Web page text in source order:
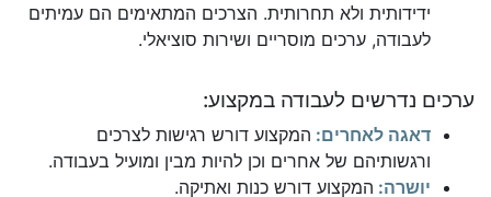
ידידותית ולא תחרותית. הצרכים המתאימים הם עמיתים
לעבודה, ערכים מוסריים ושירות סוציאלי.
ערכים נדרשים לעבודה במקצוע:
דאגה לאחרים: המקצוע דורש רגישות לצרכים
ורגשותיהם של אחרים וכן להיות מבין ומועיל בעבודה.
יושרה: המקצוע דורש כנות ואתיקה.